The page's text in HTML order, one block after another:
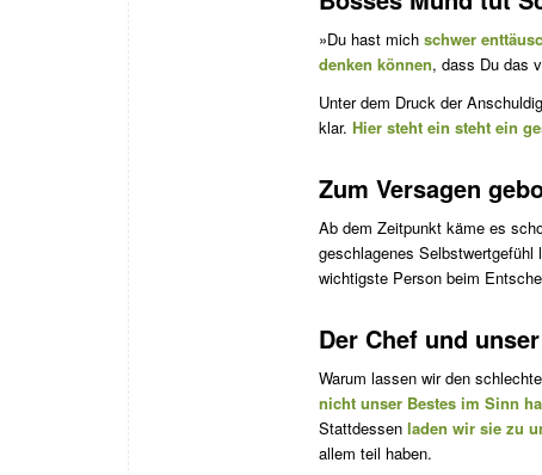
»Du hast mich schwer
denken können, dass Du das
Unter dem Druck der
klar. Hier steht ein steht ein
Zum Versagen
Ab dem Zeitpunkt käme es
geschlagenes
wichtigste Person beim
Der Chef und
Warum lassen wir den
nicht unser Bestes im Sinn
Stattdessen laden wir sie zu
allem teil haben.